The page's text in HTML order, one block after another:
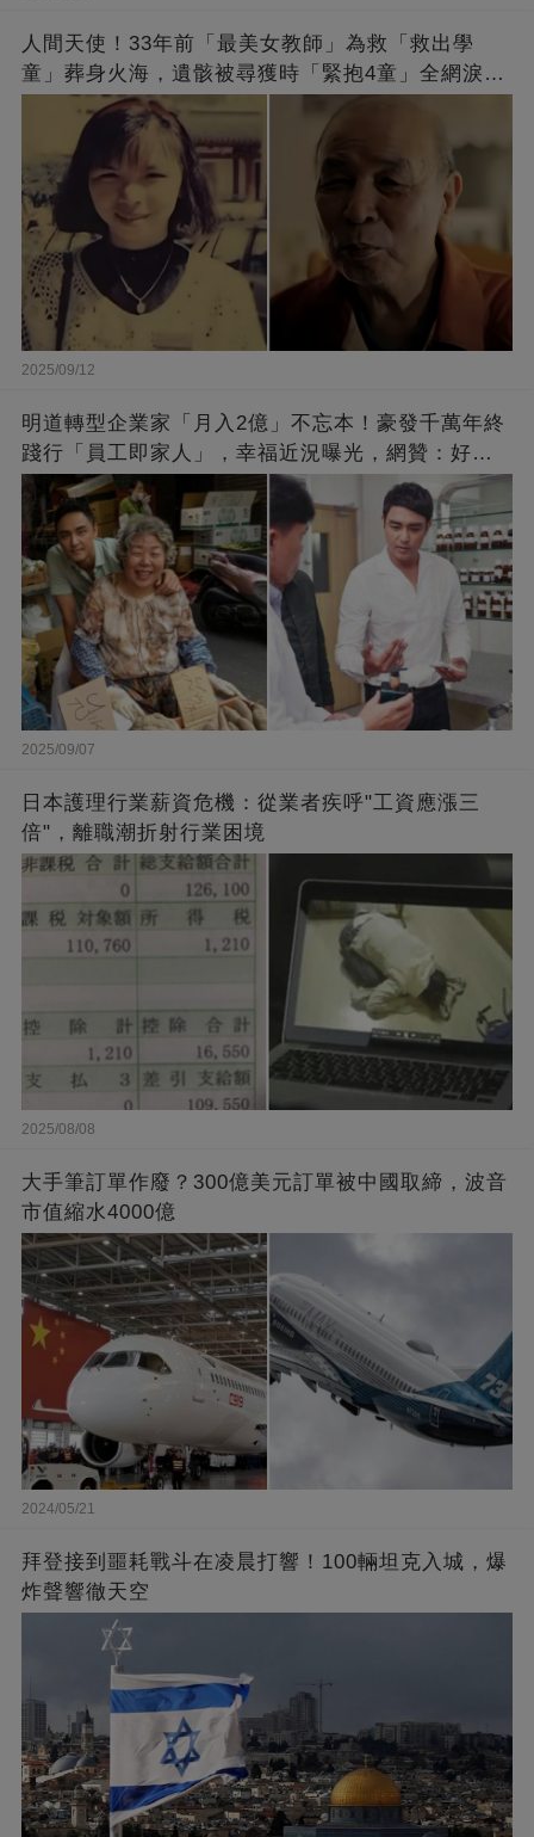
人間天使！33年前「最美女教師」為救「救出學
童」葬身火海，遺骸被尋獲時「緊抱4童」全網淚
崩：真正的英雄不該被遺忘
2025/09/12
明道轉型企業家「月入2億」不忘本！豪發千萬年終
踐行「員工即家人」，幸福近況曝光，網贊：好老
闆的福報
2025/09/07
日本護理行業薪資危機：從業者疾呼"工資應漲三
倍"，離職潮折射行業困境
2025/08/08
大手筆訂單作廢？300億美元訂單被中國取締，波音
市值縮水4000億
2024/05/21
拜登接到噩耗戰斗在凌晨打響！100輛坦克入城，爆
炸聲響徹天空